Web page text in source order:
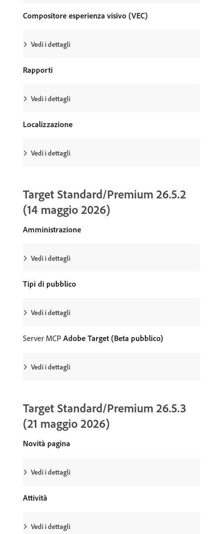
Compositore esperienza visivo (VEC)
Vedi i dettagli
Rapporti
Vedi i dettagli
Localizzazione
Vedi i dettagli
Target Standard/Premium 26.5.2
(14 maggio 2026)
Amministrazione
Vedi i dettagli
Tipi di pubblico
Vedi i dettagli
Server MCP Adobe Target (Beta pubblico)
Vedi i dettagli
Target Standard/Premium 26.5.3
(21 maggio 2026)
Novità pagina
Vedi i dettagli
Attività
Vedi i dettagli